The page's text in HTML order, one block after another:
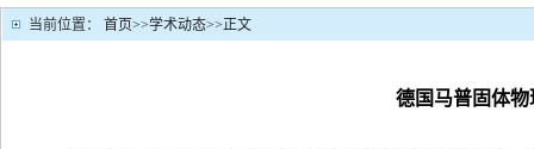
当前位置： 首页>>学术动态>>正文
德国马普固体